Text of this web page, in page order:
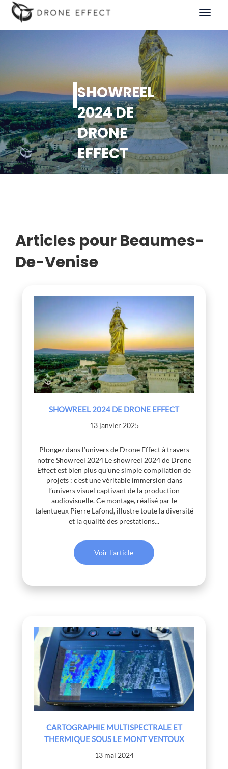
Toggle
SHOWREEL
2024 DE
DRONE
EFFECT
Articles pour Beaumes-
De-Venise
SHOWREEL 2024 DE DRONE EFFECT
13 janvier 2025
Plongez dans l’univers de Drone Effect à travers
notre Showreel 2024 Le showreel 2024 de Drone
Effect est bien plus qu’une simple compilation de
projets : c’est une véritable immersion dans
l’univers visuel captivant de la production
audiovisuelle. Ce montage, réalisé par le
talentueux Pierre Lafond, illustre toute la diversité
et la qualité des prestations...
Voir l'article
CARTOGRAPHIE MULTISPECTRALE ET
THERMIQUE SOUS LE MONT VENTOUX
13 mai 2024